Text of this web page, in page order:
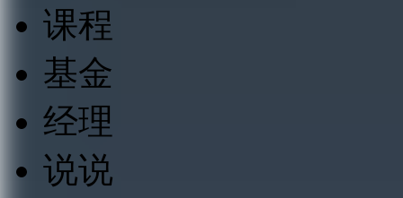
课程
基金
经理
说说